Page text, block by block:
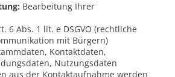
Bearbeitung Ihrer
6 Abs. 1 lit. e DSGVO (rechtliche
mit Bürgern)
Kontaktdaten,
Nutzungsdaten
aus der Kontaktaufnahme werden